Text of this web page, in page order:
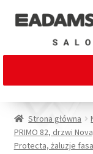
Strona główna
PRIMO 82, drzwi
Protecta, żaluzje